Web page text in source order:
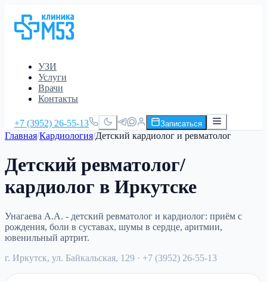
УЗИ
Услуги
Врачи
Контакты
+7 (3952) 26-55-13 Записаться
Главная/Кардиология/Детский кардиолог и ревматолог
Детский ревматолог/
кардиолог в Иркутске
Унагаева А.А. - детский ревматолог и кардиолог: приём с
рождения, боли в суставах, шумы в сердце, аритмии,
ювенильный артрит.
г. Иркутск, ул. Байкальская, 129 · +7 (3952) 26-55-13